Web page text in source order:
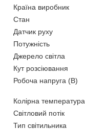
Країна виробник
Стан
Датчик руху
Потужність
Джерело світла
Кут розсіювання
Робоча напруга (В)
Колірна температура
Світловий потік
Тип світильника